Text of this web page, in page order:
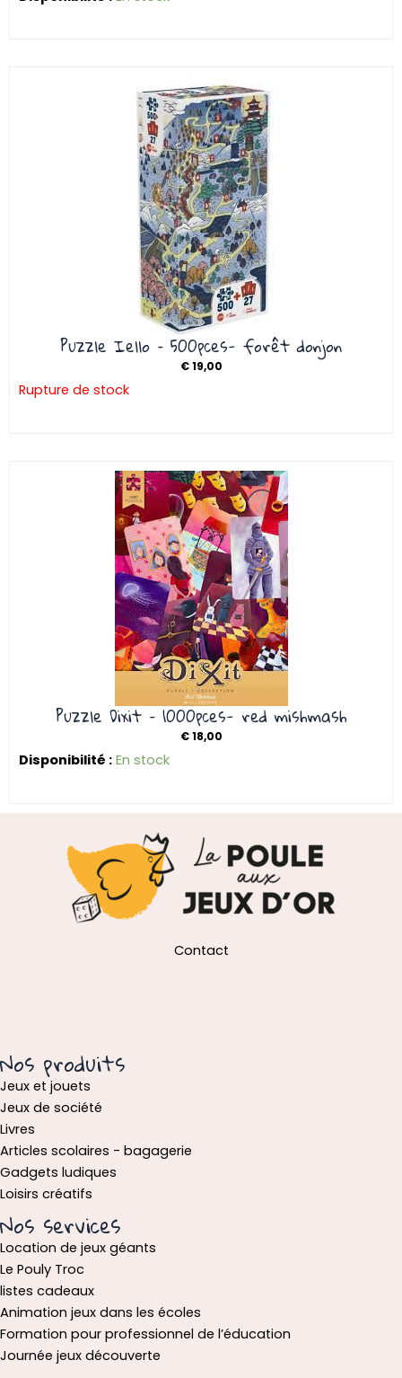
Puzzle Iello – 500pces- forêt donjon
€19,00
Rupture de stock
Puzzle Dixit – 1000pces- red mishmash
€18,00
Disponibilité : En stock
Contact
Nos produits
Jeux et jouets
Jeux de société
Livres
Articles scolaires - bagagerie
Gadgets ludiques
Loisirs créatifs
Nos services
Location de jeux géants
Le Pouly Troc
listes cadeaux
Animation jeux dans les écoles
Formation pour professionnel de l’éducation
Journée jeux découverte